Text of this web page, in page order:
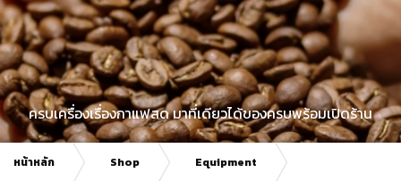
ครบเครื่องเรื่องกาแฟสด มาที่เดียวได้ของครบพร้อมเปิดร้าน
หน้าหลัก Shop Equipment